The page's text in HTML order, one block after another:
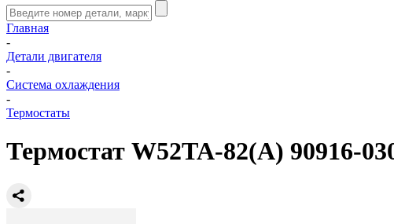
Главная
-
Детали двигателя
-
Система охлаждения
-
Термостаты
Термостат W52TA-82(A) 90916-